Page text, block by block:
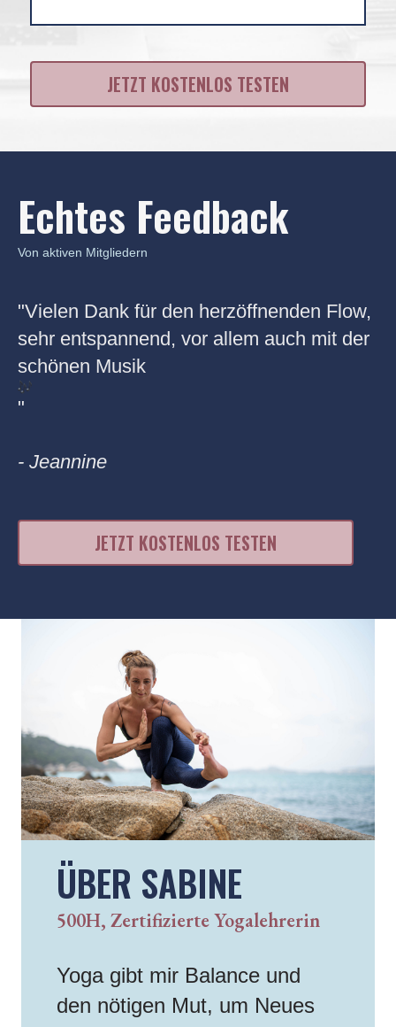
JETZT KOSTENLOS TESTEN
Echtes Feedback
Von aktiven Mitgliedern
"Vielen Dank für den herzöffnenden Flow,
sehr entspannend, vor allem auch mit der
schönen Musik
"
- Jeannine
JETZT KOSTENLOS TESTEN
ÜBER SABINE
500H, Zertifizierte Yogalehrerin
Yoga gibt mir Balance und
den nötigen Mut, um Neues